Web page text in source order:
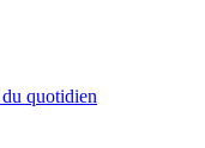
quotidien